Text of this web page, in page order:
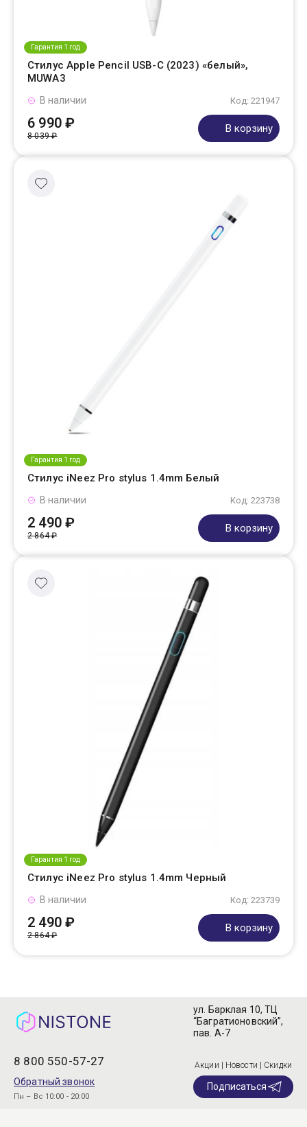
Гарантия 1 год
Стилус Apple Pencil USB-C (2023) «белый»,
MUWA3
Код: 221947
В наличии
6 990 ₽
8 039 ₽
В корзину
Гарантия 1 год
Стилус iNeez Pro stylus 1.4mm Белый
Код: 223738
В наличии
2 490 ₽
2 864 ₽
В корзину
Гарантия 1 год
Стилус iNeez Pro stylus 1.4mm Черный
Код: 223739
В наличии
2 490 ₽
2 864 ₽
В корзину
8 800 550-57-27
Обратный звонок
Пн – Вс 10:00 - 20:00
ул. Барклая 10, ТЦ
“Багратионовский”,
пав. А-7
Акции | Новости | Скидки
Подписаться